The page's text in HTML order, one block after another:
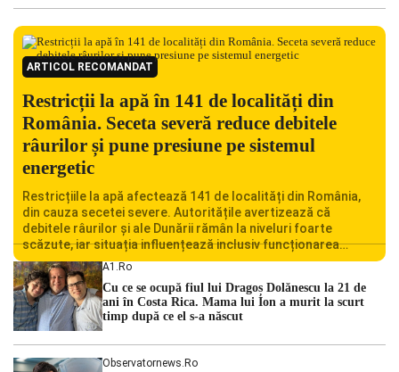
ARTICOL RECOMANDAT
Restricții la apă în 141 de localități din
România. Seceta severă reduce debitele
râurilor și pune presiune pe sistemul
energetic
Restricțiile la apă afectează 141 de localități din România,
din cauza secetei severe. Autoritățile avertizează că
debitele râurilor și ale Dunării rămân la niveluri foarte
scăzute, iar situația influențează inclusiv funcționarea
Centralei Nucleare de la Cernavodă. România se confruntă
cu una dintre cele mai dificile perioade din punct de vedere
hidrologic din ultimii ani. Lipsa […]
A1.ro
Cu ce se ocupă fiul lui Dragoș Dolănescu la 21 de
ani în Costa Rica. Mama lui Ion a murit la scurt
timp după ce el s-a născut
Observatornews.ro